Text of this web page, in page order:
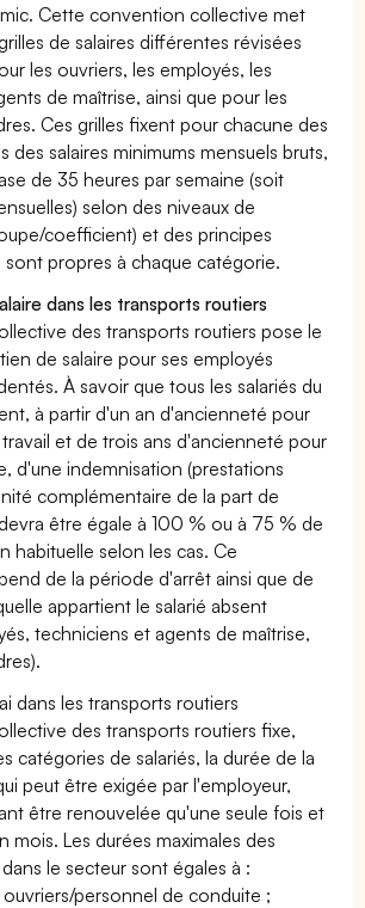
Cette convention collective met
de salaires différentes révisées
les ouvriers, les employés, les
de maîtrise, ainsi que pour les
Ces grilles fixent pour chacune des
des salaires minimums mensuels bruts,
de 35 heures par semaine (soit
selon des niveaux de
coefficient) et des principes
propres à chaque catégorie.
dans les transports routiers
des transports routiers pose le
de salaire pour ses employés
À savoir que tous les salariés du
à partir d'un an d'ancienneté pour
et de trois ans d'ancienneté pour
d'une indemnisation (prestations
complémentaire de la part de
être égale à 100 % ou à 75 % de
habituelle selon les cas. Ce
de la période d'arrêt ainsi que de
appartient le salarié absent
techniciens et agents de maîtrise,
dans les transports routiers
des transports routiers fixe,
catégories de salariés, la durée de la
peut être exigée par l'employeur,
être renouvelée qu'une seule fois et
mois. Les durées maximales des
le secteur sont égales à :
ouvriers/personnel de conduite ;